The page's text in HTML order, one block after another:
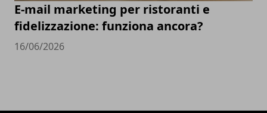
E-mail marketing per ristoranti e
fidelizzazione: funziona ancora?
16/06/2026